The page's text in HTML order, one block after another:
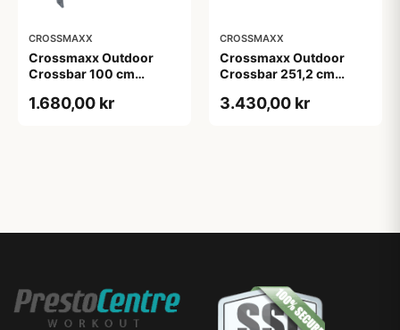
CROSSMAXX
Crossmaxx Outdoor
Crossbar 100 cm
træningsstang til
1.680,00 kr
CROSSMAXX
Crossmaxx Outdoor
Crossbar 251,2 cm
3.430,00 kr